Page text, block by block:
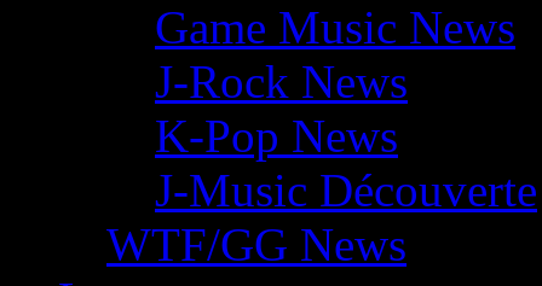
Game Music News
J-Rock News
K-Pop News
J-Music Découverte
WTF/GG News